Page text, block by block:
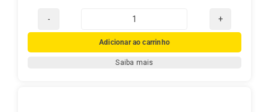
Chá
Mate
Real
Adicionar ao carrinho
Saiba mais